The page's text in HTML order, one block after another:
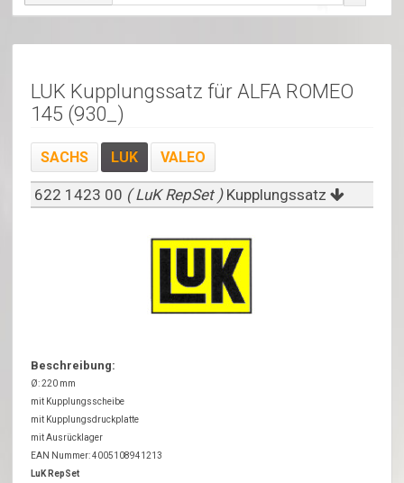
LUK Kupplungssatz für ALFA ROMEO
145 (930_)
SACHS LUK VALEO
622 1423 00 ( LuK RepSet ) Kupplungssatz
Beschreibung:
Ø: 220 mm
mit Kupplungsscheibe
mit Kupplungsdruckplatte
mit Ausrücklager
EAN Nummer: 4005108941213
LuK RepSet